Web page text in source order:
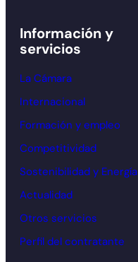
Información y
servicios
La Cámara
Internacional
Formación y empleo
Competitividad
Sostenibilidad y Energía
Actualidad
Otros servicios
Perfil del contratante